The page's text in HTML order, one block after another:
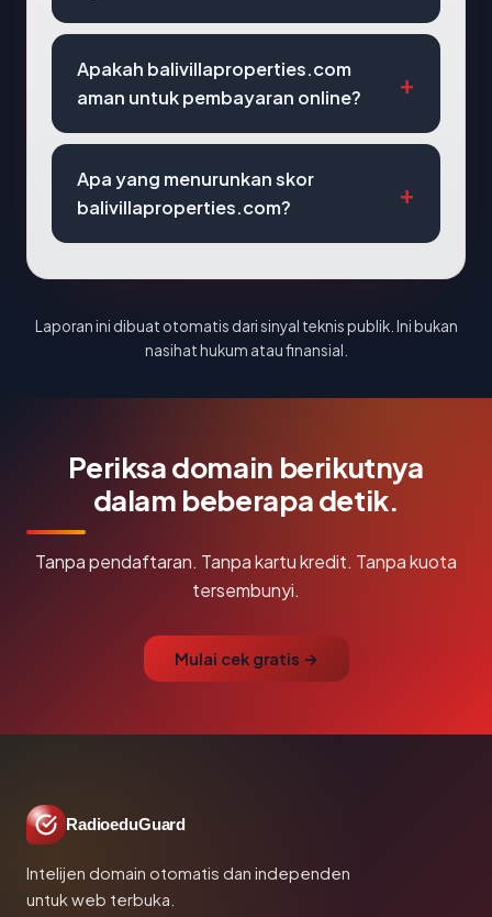
Apakah balivillaproperties.com
aman untuk pembayaran online?
Apa yang menurunkan skor
balivillaproperties.com?
Laporan ini dibuat otomatis dari sinyal teknis publik. Ini bukan
nasihat hukum atau finansial.
Periksa domain berikutnya
dalam beberapa detik.
Tanpa pendaftaran. Tanpa kartu kredit. Tanpa kuota
tersembunyi.
Mulai cek gratis →
RadioeduGuard
Intelijen domain otomatis dan independen
untuk web terbuka.